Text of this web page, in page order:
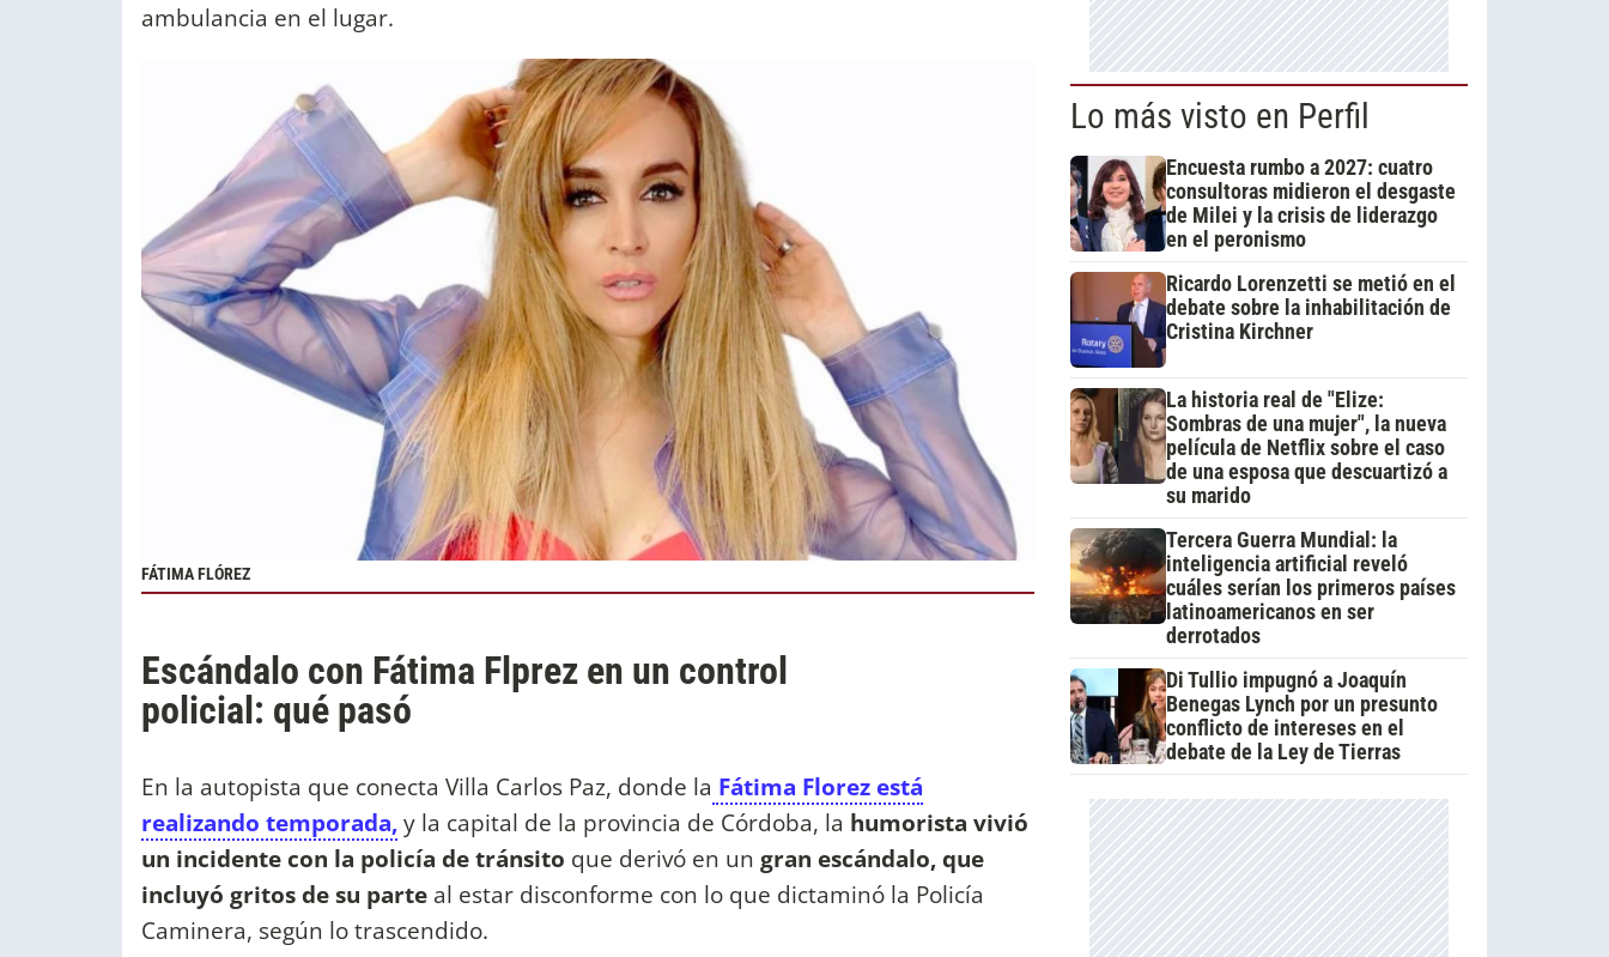
ambulancia en el lugar.
FÁTIMA FLÓREZ
Escándalo con Fátima Flprez en un control
policial: qué pasó
En la autopista que conecta Villa Carlos Paz, donde la Fátima Florez está
realizando temporada,y la capital de la provincia de Córdoba, la humorista vivió
un incidente con la policía de tránsito que derivó en un gran escándalo, que
incluyó gritos de su parte al estar disconforme con lo que dictaminó la Policía
Caminera, según lo trascendido.
Lo más visto en Perfil
Encuesta rumbo a 2027: cuatro
consultoras midieron el desgaste
de Milei y la crisis de liderazgo
en el peronismo
Ricardo Lorenzetti se metió en el
debate sobre la inhabilitación de
Cristina Kirchner
La historia real de "Elize:
Sombras de una mujer", la nueva
película de Netflix sobre el caso
de una esposa que descuartizó a
su marido
Tercera Guerra Mundial: la
inteligencia artificial reveló
cuáles serían los primeros países
latinoamericanos en ser
derrotados
Di Tullio impugnó a Joaquín
Benegas Lynch por un presunto
conflicto de intereses en el
debate de la Ley de Tierras